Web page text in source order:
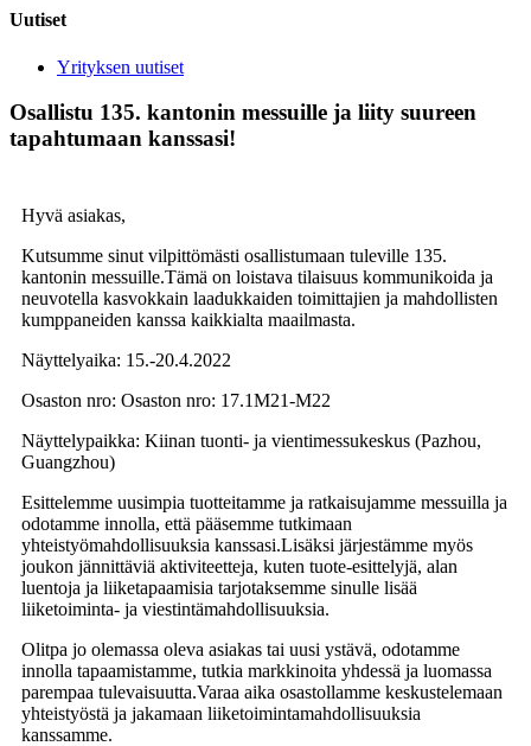
Uutiset
Yrityksen uutiset
Osallistu 135. kantonin messuille ja liity suureen
tapahtumaan kanssasi!
Hyvä asiakas,
Kutsumme sinut vilpittömästi osallistumaan tuleville 135.
kantonin messuille.Tämä on loistava tilaisuus kommunikoida ja
neuvotella kasvokkain laadukkaiden toimittajien ja mahdollisten
kumppaneiden kanssa kaikkialta maailmasta.
Näyttelyaika: 15.-20.4.2022
Osaston nro: Osaston nro: 17.1M21-M22
Näyttelypaikka: Kiinan tuonti- ja vientimessukeskus (Pazhou,
Guangzhou)
Esittelemme uusimpia tuotteitamme ja ratkaisujamme messuilla ja
odotamme innolla, että pääsemme tutkimaan
yhteistyömahdollisuuksia kanssasi.Lisäksi järjestämme myös
joukon jännittäviä aktiviteetteja, kuten tuote-esittelyjä, alan
luentoja ja liiketapaamisia tarjotaksemme sinulle lisää
liiketoiminta- ja viestintämahdollisuuksia.
Olitpa jo olemassa oleva asiakas tai uusi ystävä, odotamme
innolla tapaamistamme, tutkia markkinoita yhdessä ja luomassa
parempaa tulevaisuutta.Varaa aika osastollamme keskustelemaan
yhteistyöstä ja jakamaan liiketoimintamahdollisuuksia
kanssamme.